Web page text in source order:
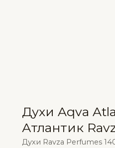
Духи Aqva
Атлантик
Духи Ravza Perfumes